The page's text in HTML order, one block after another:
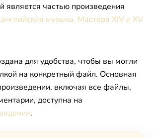
является частью произведения
музыка. Мастера XIV и XV
для удобства, чтобы вы могли
на конкретный файл. Основная
включая все файлы,
доступна на
.